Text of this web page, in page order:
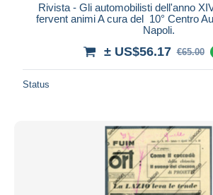
Rivista - Gli automobilisti dell'anno
fervent animi A cura del 10° Centro
Napoli.
± US$56.17 €65.00
Status